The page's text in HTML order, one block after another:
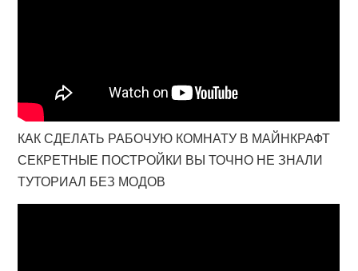
КАК СДЕЛАТЬ РАБОЧУЮ КОМНАТУ В МАЙНКРАФТ
СЕКРЕТНЫЕ ПОСТРОЙКИ ВЫ ТОЧНО НЕ ЗНАЛИ
ТУТОРИАЛ БЕЗ МОДОВ